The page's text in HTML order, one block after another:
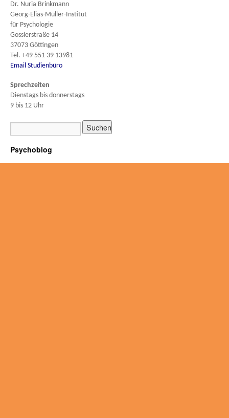
Dr. Nuria Brinkmann
Georg-Elias-Müller-Institut
für Psychologie
Gosslerstraße 14
37073 Göttingen
Tel. +49 551 39 13981
Email Studienbüro
Sprechzeiten
Dienstags bis donnerstags
9 bis 12 Uhr
Psychoblog